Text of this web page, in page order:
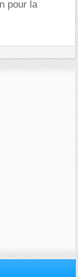
pour la